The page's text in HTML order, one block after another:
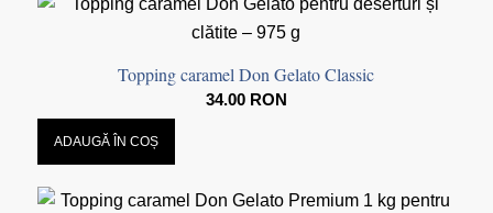
Topping caramel Don Gelato Classic
34.00 RON
ADAUGĂ ÎN COȘ